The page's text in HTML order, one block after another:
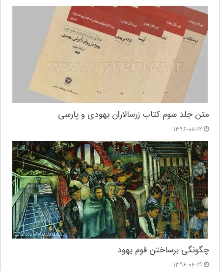
متن جلد سوم کتاب زرسالاران یهودی و پارسی
۱۳۹۶-۰۸-۱۲
چگونگی برساختن قوم یهود
۱۳۹۶-۰۶-۱۹